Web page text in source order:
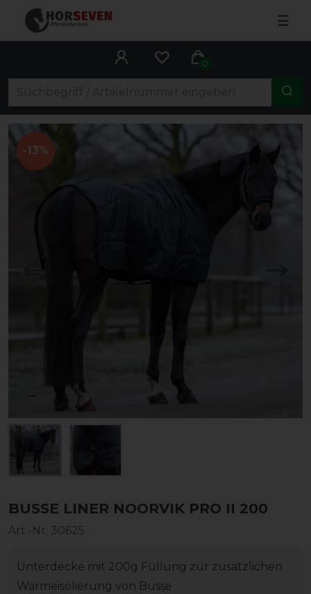
☰
0
-13%
BUSSE LINER NOORVIK PRO II 200
Art.-Nr: 30625
Unterdecke mit 200g Füllung zur zusätzlichen
Wärmeisolierung von Busse